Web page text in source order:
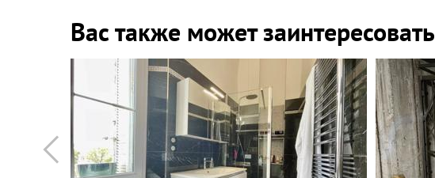
Вас также может заинтересовать